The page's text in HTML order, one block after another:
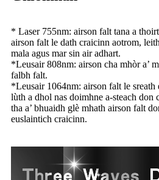
* Laser 755nm: airson falt tana a
airson falt le dath craicinn aotrom,
mala agus mar sin air adhart.
*Leusair 808nm: airson cha mhòr a’
falbh falt.
*Leusair 1064nm: airson falt le sreath
lùth a dhol nas doimhne a-steach don
tha a’ bhuaidh glè mhath airson falt
euslaintich craicinn.